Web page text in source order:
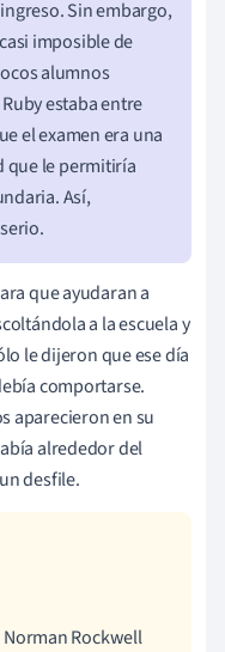
Sin embargo,
imposible de
alumnos
estaba entre
el examen era una
que le permitiría
Así,
que ayudaran a
a la escuela y
le dijeron que ese día
comportarse.
aparecieron en su
alrededor del
desfile.
Rockwell